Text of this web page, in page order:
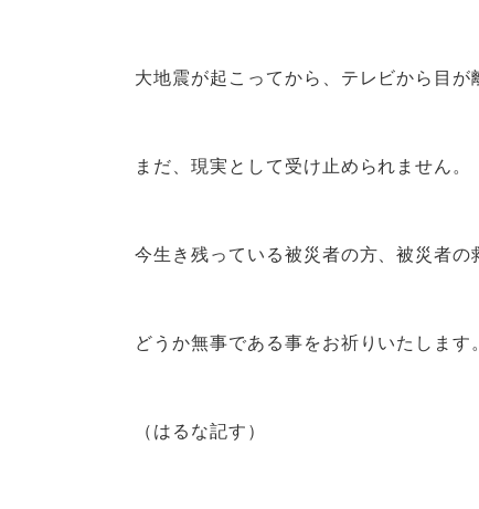
大地震が起こってから、テレビから目が
まだ、現実として受け止められません。
今生き残っている被災者の方、被災者
どうか無事である事をお祈りいたします
（はるな記す）